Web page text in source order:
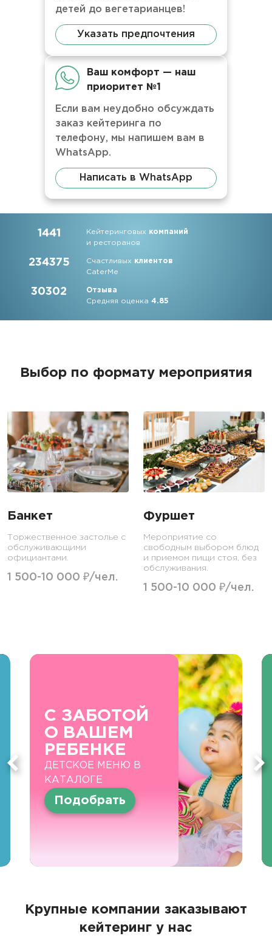
детей до вегетарианцев!
Указать предпочтения
Ваш комфорт — наш
приоритет №1
Если вам неудобно обсуждать
заказ кейтеринга по
телефону, мы напишем вам в
WhatsApp.
Написать в WhatsApp
1441 Кейтеринговых компаний
и ресторанов
234375 Счастливых клиентов
CaterMe
30302
Отзыва
Средняя оценка4.85
Выбор по формату мероприятия
Банкет
Торжественное застолье с
обслуживающими
официантами.
1 500-10 000 ₽/чел.
Фуршет
Мероприятие со
свободным выбором блюд
и приемом пищи стоя, без
обслуживания.
1 500-10 000 ₽/чел.
С ЗАБОТОЙ
О ВАШЕМ
РЕБЕНКЕ
ДЕТСКОЕ МЕНЮ В
КАТАЛОГЕ
Подобрать
Крупные компании заказывают
кейтеринг у нас